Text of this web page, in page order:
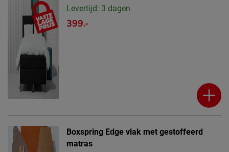
Levertijd: 3 dagen
399.-
Boxspring Edge vlak met gestoffeerd
matras